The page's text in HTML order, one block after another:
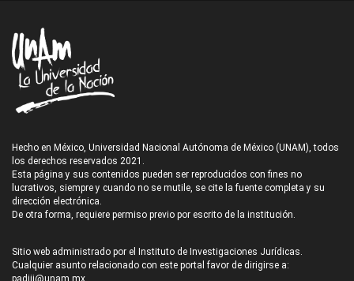
Hecho en México, Universidad Nacional Autónoma de México (UNAM), todos
los derechos reservados 2021.
Esta página y sus contenidos pueden ser reproducidos con fines no
lucrativos, siempre y cuando no se mutile, se cite la fuente completa y su
dirección electrónica.
De otra forma, requiere permiso previo por escrito de la institución.
Sitio web administrado por el Instituto de Investigaciones Jurídicas.
Cualquier asunto relacionado con este portal favor de dirigirse a: